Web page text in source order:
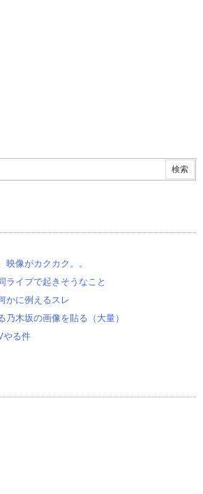
映像がカクカク。。
ライブで起きそうなこと
かに例えるスレ
木坂の画像を貼る（大量）
やる件